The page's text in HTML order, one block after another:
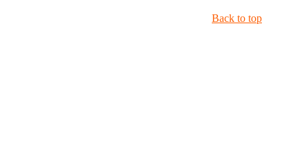
Back to top